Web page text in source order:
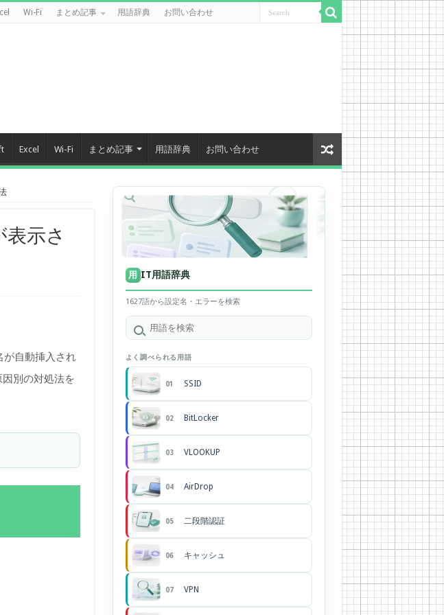
Wi-Fi まとめ記事 用語辞典 お問い合わせ
Excel Wi-Fi まとめ記事 用語辞典 お問い合わせ
示さ
自動挿入され
別の対処法を
用 IT用語辞典
1627語から設定名・エラーを検索
よく調べられる用語
01 SSID
02 BitLocker
03 VLOOKUP
04 AirDrop
05 二段階認証
06 キャッシュ
07 VPN